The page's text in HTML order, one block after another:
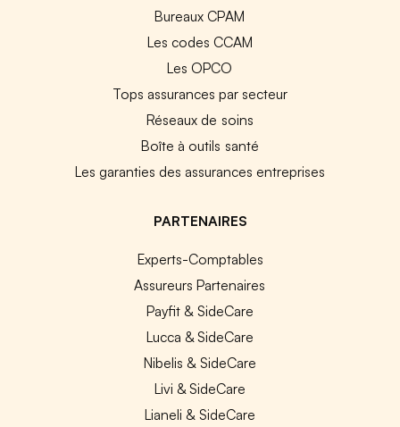
Bureaux CPAM
Les codes CCAM
Les OPCO
Tops assurances par secteur
Réseaux de soins
Boîte à outils santé
Les garanties des assurances entreprises
PARTENAIRES
Experts-Comptables
Assureurs Partenaires
Payfit & SideCare
Lucca & SideCare
Nibelis & SideCare
Livi & SideCare
Lianeli & SideCare